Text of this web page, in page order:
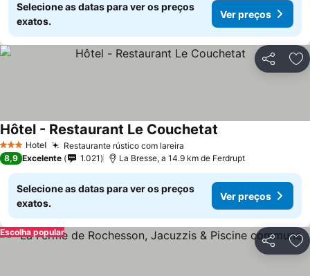
Selecione as datas para ver os preços
exatos.
Ver preços
Partilhar
3 EstrelasHotel Restaurante rústico com lareira
Hôtel - Restaurant Le Couchetat
8,9 Excelente 1.021 La Bresse, a 14.9 km de Ferdrupt
Selecione as datas para ver os preços
exatos.
Ver preços
Partilhar
Escolha popular